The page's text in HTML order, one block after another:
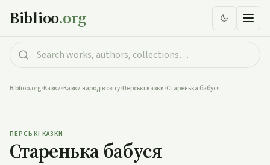
Biblioo.org
Biblioo.org•Казки•Казки народів світу•Перські казки•Старенька бабуся
ПЕРСЬКІ КАЗКИ
Старенька бабуся